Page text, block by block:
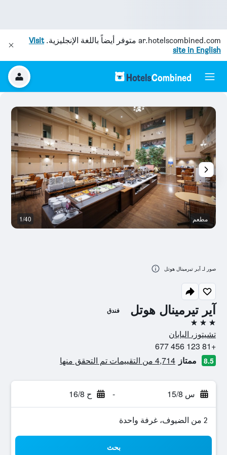
ar.hotelscombined.com متوفر أيضاً باللغة الإنجليزية.Visit
site in English
آير تيرمينال هوتل فندق
3 نجوم
تشيتوز، اليابان
+81 123 456 677
8.5 ممتاز 4,714 من التقييمات تم التحقق منها
س 15/8 - ح 16/8
2 من الضيوف، غرفة واحدة
بحث
مطعم 1/40
صور لـ آير تيرمينال هوتل